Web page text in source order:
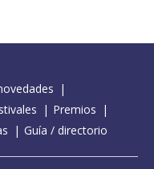
Premios
Guía / directorio